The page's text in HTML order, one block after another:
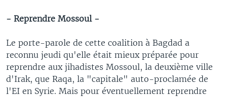
- Reprendre Mossoul -
Le porte-parole de cette coalition à Bagdad a
reconnu jeudi qu'elle était mieux préparée pour
reprendre aux jihadistes Mossoul, la deuxième ville
d'Irak, que Raqa, la "capitale" auto-proclamée de
l'EI en Syrie. Mais pour éventuellement reprendre